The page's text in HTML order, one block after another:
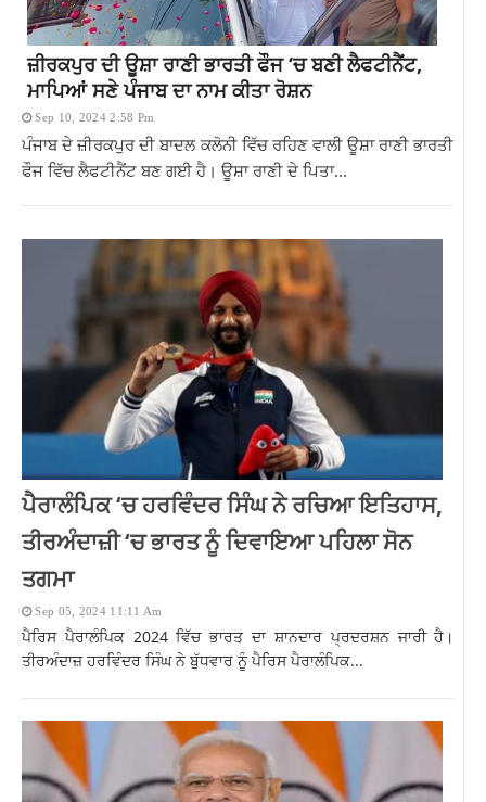
ਜ਼ੀਰਕਪੁਰ ਦੀ ਊਸ਼ਾ ਰਾਣੀ ਭਾਰਤੀ ਫੌਜ ‘ਚ ਬਣੀ ਲੈਫਟੀਨੈਂਟ,
ਮਾਪਿਆਂ ਸਣੇ ਪੰਜਾਬ ਦਾ ਨਾਮ ਕੀਤਾ ਰੋਸ਼ਨ
Sep 10, 2024 2:58 Pm
ਪੰਜਾਬ ਦੇ ਜ਼ੀਰਕਪੁਰ ਦੀ ਬਾਦਲ ਕਲੋਨੀ ਵਿੱਚ ਰਹਿਣ ਵਾਲੀ ਊਸ਼ਾ ਰਾਣੀ ਭਾਰਤੀ
ਫੌਜ ਵਿੱਚ ਲੈਫਟੀਨੈਂਟ ਬਣ ਗਈ ਹੈ। ਊਸ਼ਾ ਰਾਣੀ ਦੇ ਪਿਤਾ...
ਪੈਰਾਲੰਪਿਕ ‘ਚ ਹਰਵਿੰਦਰ ਸਿੰਘ ਨੇ ਰਚਿਆ ਇਤਿਹਾਸ,
ਤੀਰਅੰਦਾਜ਼ੀ ‘ਚ ਭਾਰਤ ਨੂੰ ਦਿਵਾਇਆ ਪਹਿਲਾ ਸੋਨ
ਤਗਮਾ
Sep 05, 2024 11:11 Am
ਪੈਰਿਸ ਪੈਰਾਲੰਪਿਕ 2024 ਵਿੱਚ ਭਾਰਤ ਦਾ ਸ਼ਾਨਦਾਰ ਪ੍ਰਦਰਸ਼ਨ ਜਾਰੀ ਹੈ।
ਤੀਰਅੰਦਾਜ਼ ਹਰਵਿੰਦਰ ਸਿੰਘ ਨੇ ਬੁੱਧਵਾਰ ਨੂੰ ਪੈਰਿਸ ਪੈਰਾਲੰਪਿਕ...